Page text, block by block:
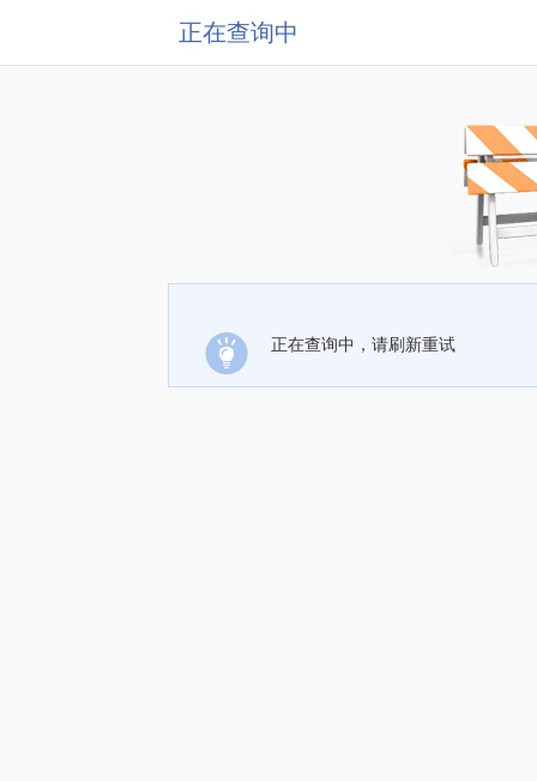
正在查询中
正在查询中，请刷新重试